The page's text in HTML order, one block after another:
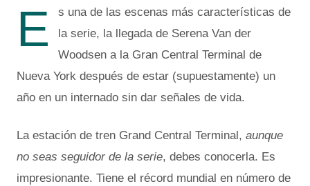
E
s una de las escenas más características de
la serie, la llegada de Serena Van der
Woodsen a la Gran Central Terminal de
Nueva York después de estar (supuestamente) un
año en un internado sin dar señales de vida.
La estación de tren Grand Central Terminal, aunque
no seas seguidor de la serie, debes conocerla. Es
impresionante. Tiene el récord mundial en número de